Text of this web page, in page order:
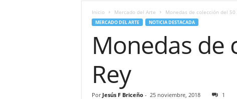
Inicio Mercado del Arte Monedas de colección del
MERCADO DEL ARTE NOTICIA DESTACADA
Monedas de
Rey
Por Jesús F Briceño- 25 noviembre, 2018 1